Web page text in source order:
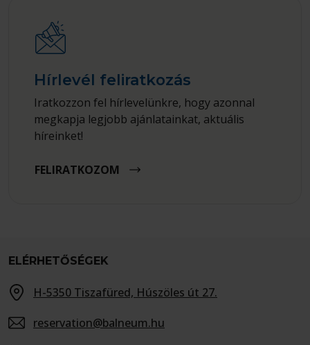
Hírlevél feliratkozás
Iratkozzon fel hírlevelünkre, hogy azonnal
megkapja legjobb ajánlatainkat, aktuális
híreinket!
FELIRATKOZOM
ELÉRHETŐSÉGEK
H-5350 Tiszafüred, Húszöles út 27.
reservation@balneum.hu